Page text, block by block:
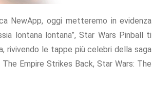
NewApp, oggi metteremo in evidenza
lontana lontana”, Star Wars Pinball ti
rivivendo le tappe più celebri della saga
Empire Strikes Back, Star Wars: The